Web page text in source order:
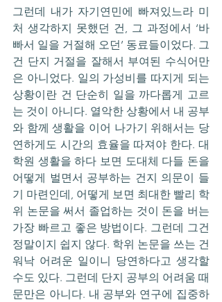
그런데 내가 자기연민에 빠져있느라 미
처 생각하지 못했던 건, 그 과정에서 ‘바
빠서 일을 거절해 오던’ 동료들이었다. 그
건 단지 거절을 잘해서 부여된 수식어만
은 아니었다. 일의 가성비를 따지게 되는
상황이란 건 단순히 일을 까다롭게 고르
는 것이 아니다. 열악한 상황에서 내 공부
와 함께 생활을 이어 나가기 위해서는 당
연하게도 시간의 효율을 따져야 한다. 대
학원 생활을 하다 보면 도대체 다들 돈을
어떻게 벌면서 공부하는 건지 의문이 들
기 마련인데, 어떻게 보면 최대한 빨리 학
위 논문을 써서 졸업하는 것이 돈을 버는
가장 빠르고 좋은 방법이다. 그런데 그건
정말이지 쉽지 않다. 학위 논문을 쓰는 건
워낙 어려운 일이니 당연하다고 생각할
수도 있다. 그런데 단지 공부의 어려움 때
문만은 아니다. 내 공부와 연구에 집중하